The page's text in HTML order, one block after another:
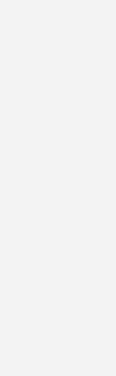
von uns
und
über